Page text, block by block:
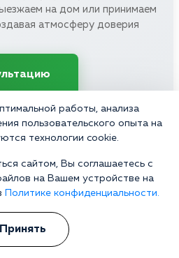
на дом или принимаем
атмосферу доверия
24/7 • Выезд в течение часа
работы, анализа
пользовательского опыта на
технологии cookie.
сайтом, Вы соглашаетесь с
на Вашем устройстве на
Политике конфиденциальности.
Принять